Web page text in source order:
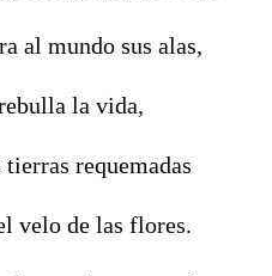
al mundo sus alas,
la vida,
requemadas
velo de las flores.